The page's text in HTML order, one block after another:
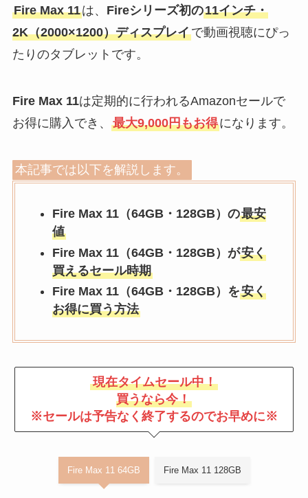
Fire Max 11は、 Fireシリーズ初の11インチ・
2K（2000×1200）ディスプレイで動画視聴にぴっ
たりのタブレットです。
Fire Max 11は定期的に行われるAmazonセールで
お得に購入でき、 最大9,000円もお得になります。
本記事では以下を解説します。
Fire Max 11（64GB・128GB）の最安
値
Fire Max 11（64GB・128GB） が安く
買えるセール時期
Fire Max 11（64GB・128GB） を安く
お得に買う方法
現在タイムセール中！
買うなら今！
※セールは予告なく終了するのでお早めに※
Fire Max 11 64GB Fire Max 11 128GB